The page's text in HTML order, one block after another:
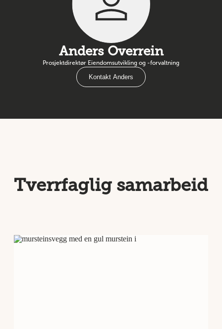
Anders Overrein
Prosjektdirektør Eiendomsutvikling og -forvaltning
Kontakt Anders
Tverrfaglig samarbeid